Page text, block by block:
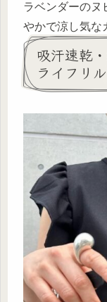
ラベンダーのヌ
やかで涼し気な
吸汗速乾
ライフリ